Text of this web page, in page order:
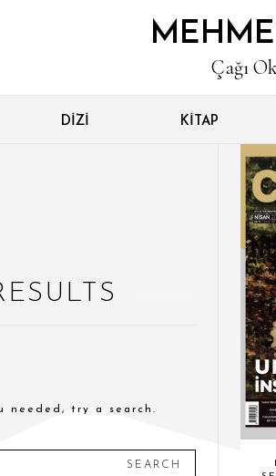
Çağı
DIZI KITAP
needed, try a search.
SEARCH